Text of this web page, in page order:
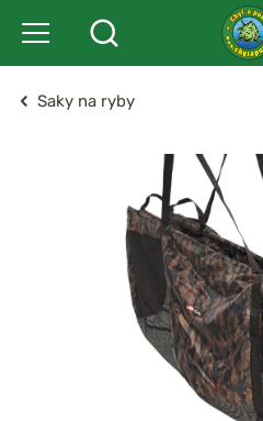
Saky na ryby